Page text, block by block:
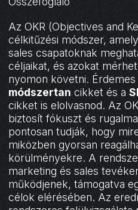
Az OKR (Objectives and
célkitűzési módszer,
sales csapatoknak
céljaikat, és azokat
nyomon követni. Érdemes
módszertan cikket és a
cikket is elolvasnod. Az
biztosít fókuszt és
pontosan tudják, hogy
miközben gyorsan
körülményekre. A
marketing és sales
működjenek, támogatva
célok elérésében. Az